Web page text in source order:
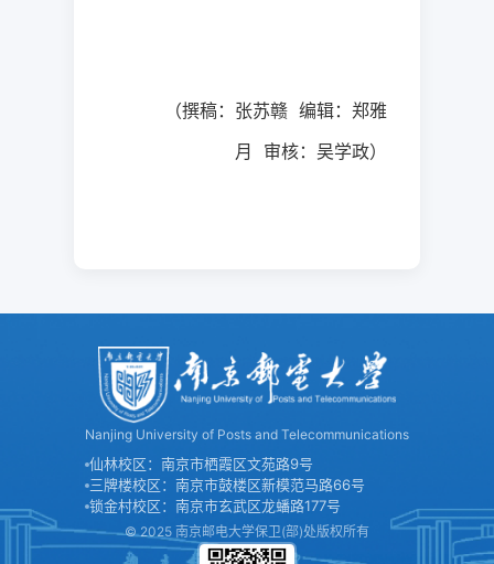
（撰稿：张苏赣 编辑：郑雅
月 审核：吴学政）
Nanjing University of Posts and Telecommunications
仙林校区：南京市栖霞区文苑路9号
三牌楼校区：南京市鼓楼区新模范马路66号
锁金村校区：南京市玄武区龙蟠路177号
© 2025 南京邮电大学保卫(部)处版权所有